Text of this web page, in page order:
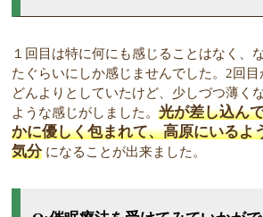
１回目は特に何にも感じることはなく、
たぐらいにしか感じませんでした。2回
どんよりとしていたけど、少しづつ薄く
ような感じがしました。光が差し込ん
かに優しく包まれて、高原にいるよ
気分 になることが出来ました。